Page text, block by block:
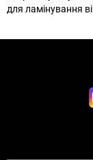
для ламінування